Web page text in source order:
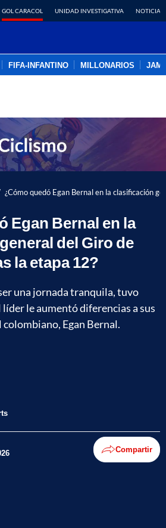
GOL CARACOL UNIDAD INVESTIGATIVA NOTICIAS
FIFA-INFANTINO MILLONARIOS
¿Cómo quedó Egan Bernal en la clasificación
Egan Bernal en la
del Giro de
la etapa 12?
una jornada tranquila, tuvo
líder le aumentó diferencias a sus
Egan Bernal.
Compartir